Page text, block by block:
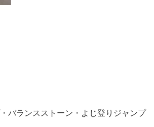
バランスストーン・よじ登りジャンプ